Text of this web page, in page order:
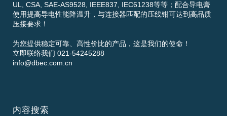
UL, CSA, SAE-AS9528, IEEE837, IEC61238等等；配合导电膏
使用提高导电性能降温升，与连接器匹配的压线钳可达到高品质
压接要求！
为您提供稳定可靠、高性价比的产品，这是我们的使命！
立即联络我们 021-54245288
info@dbec.com.cn
内容搜索